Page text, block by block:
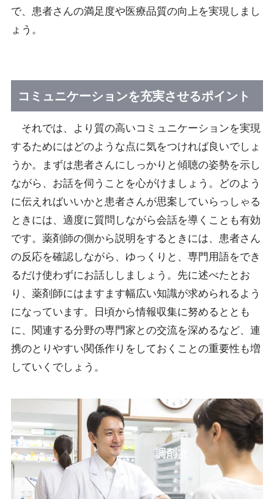
で、患者さんの満足度や医療品質の向上を実現しまし
ょう。
コミュニケーションを充実させるポイント
それでは、より質の高いコミュニケーションを実現
するためにはどのような点に気をつければ良いでしょ
うか。まずは患者さんにしっかりと傾聴の姿勢を示し
ながら、お話を伺うことを心がけましょう。どのよう
に伝えればいいかと患者さんが思案していらっしゃる
ときには、適度に質問しながら会話を導くことも有効
です。薬剤師の側から説明をするときには、患者さん
の反応を確認しながら、ゆっくりと、専門用語をでき
るだけ使わずにお話ししましょう。先に述べたとお
り、薬剤師にはますます幅広い知識が求められるよう
になっています。日頃から情報収集に努めるととも
に、関連する分野の専門家との交流を深めるなど、連
携のとりやすい関係作りをしておくことの重要性も増
していくでしょう。